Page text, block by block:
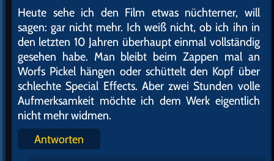
Heute sehe ich den Film etwas nüchterner, will
sagen: gar nicht mehr. Ich weiß nicht, ob ich ihn in
den letzten 10 Jahren überhaupt einmal vollständig
gesehen habe. Man bleibt beim Zappen mal an
Worfs Pickel hängen oder schüttelt den Kopf über
schlechte Special Effects. Aber zwei Stunden volle
Aufmerksamkeit möchte ich dem Werk eigentlich
nicht mehr widmen.
Antworten